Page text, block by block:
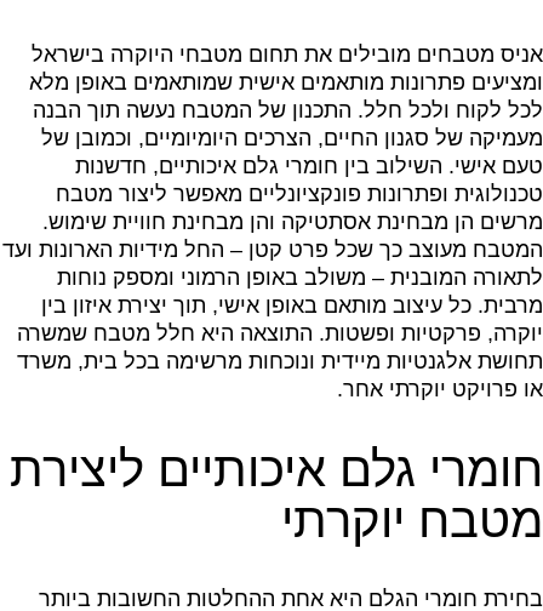
אניס מטבחים מובילים את תחום מטבחי היוקרה בישראל
ומציעים פתרונות מותאמים אישית שמותאמים באופן מלא
לכל לקוח ולכל חלל. התכנון של המטבח נעשה תוך הבנה
מעמיקה של סגנון החיים, הצרכים היומיומיים, וכמובן של
טעם אישי. השילוב בין חומרי גלם איכותיים, חדשנות
טכנולוגית ופתרונות פונקציונליים מאפשר ליצור מטבח
מרשים הן מבחינת אסתטיקה והן מבחינת חוויית שימוש.
המטבח מעוצב כך שכל פרט קטן – החל מידיות הארונות ועד
לתאורה המובנית – משולב באופן הרמוני ומספק נוחות
מרבית. כל עיצוב מותאם באופן אישי, תוך יצירת איזון בין
יוקרה, פרקטיות ופשטות. התוצאה היא חלל מטבח שמשרה
תחושת אלגנטיות מיידית ונוכחות מרשימה בכל בית, משרד
או פרויקט יוקרתי אחר.
חומרי גלם איכותיים ליצירת
מטבח יוקרתי
בחירת חומרי הגלם היא אחת ההחלטות החשובות ביותר